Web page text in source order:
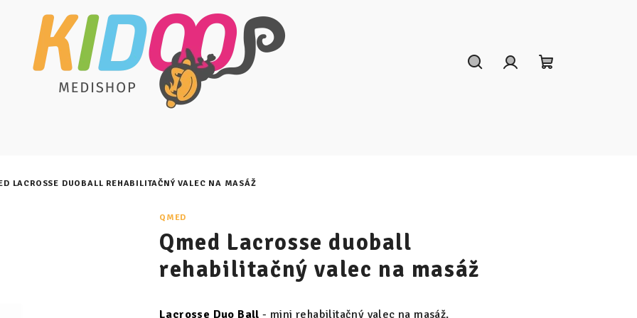
LACROSSE DUOBALL REHABILITAČNÝ VALEC NA MASÁŽ
QMED
Qmed Lacrosse duoball
rehabilitačný valec na masáž
Lacrosse Duo Ball - mini rehabilitačný valec na masáž.